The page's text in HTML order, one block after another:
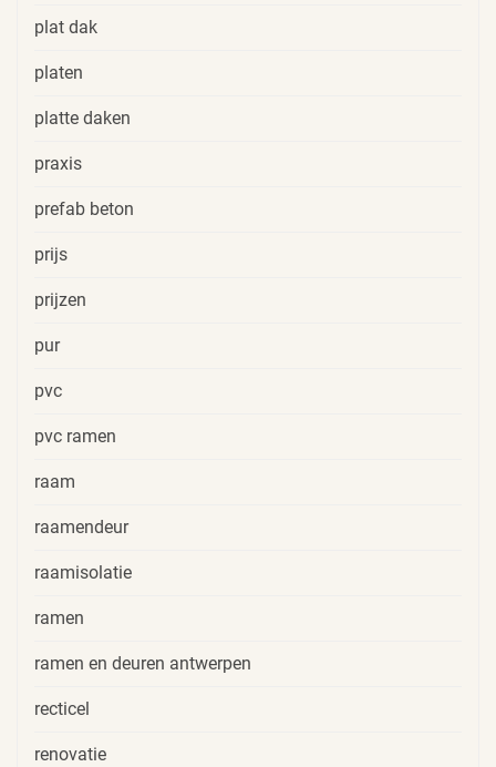
plat dak
platen
platte daken
praxis
prefab beton
prijs
prijzen
pur
pvc
pvc ramen
raam
raamendeur
raamisolatie
ramen
ramen en deuren antwerpen
recticel
renovatie